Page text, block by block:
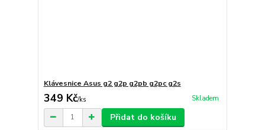
Klávesnice Asus g2 g2p g2pb g2pc g2s
349 Kč/ks Skladem
Přidat do košíku